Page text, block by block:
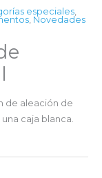
especiales,
, Novedades
de aleación de
caja blanca.